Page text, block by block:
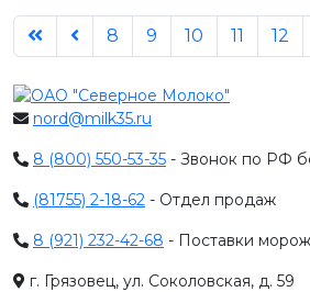
8 9 10 11 12
nord@milk35.ru
8 (800) 550-53-35 - Звонок по РФ
(81755) 2-18-62 - Отдел продаж
8 (921) 232-42-68 - Поставки
г. Грязовец, ул. Соколовская, д. 59